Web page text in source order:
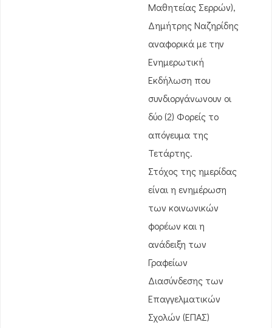
Μαθητείας Σερρών),
Δημήτρης Ναζηρίδης
αναφορικά με την
Ενημερωτική
Εκδήλωση που
συνδιοργάνωνουν οι
δύο (2) Φορείς το
απόγευμα της
Τετάρτης.
Στόχος της ημερίδας
είναι η ενημέρωση
των κοινωνικών
φορέων και η
ανάδειξη των
Γραφείων
Διασύνδεσης των
Επαγγελματικών
Σχολών (ΕΠΑΣ)